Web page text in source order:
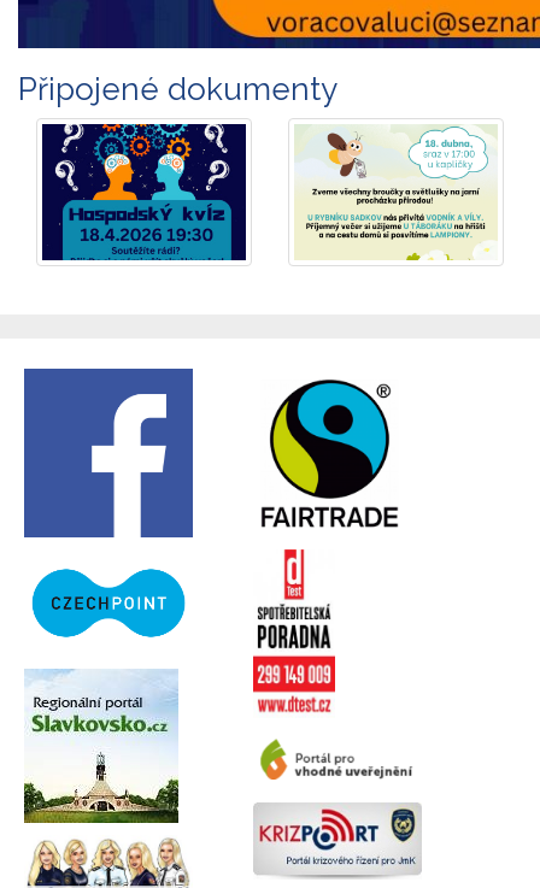
Připojené dokumenty